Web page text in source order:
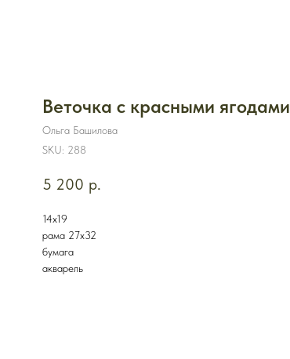
Веточка с красными ягодами
Ольга Башилова
SKU: 288
5 200 р.
14х19
рама 27х32
бумага
акварель